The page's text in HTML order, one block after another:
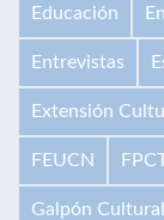
Educación
Entrevistas
Extensión
FEUCN
Galpón Cultural